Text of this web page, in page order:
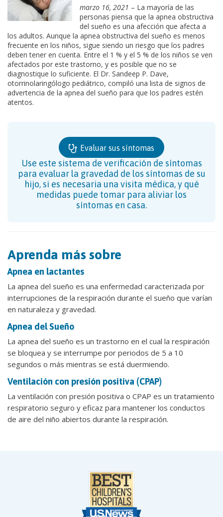
marzo 16, 2021 – La mayoría de las
personas piensa que la apnea obstructiva
del sueño es una afección que afecta a
los adultos. Aunque la apnea obstructiva del sueño es menos
frecuente en los niños, sigue siendo un riesgo que los padres
deben tener en cuenta. Entre el 1 % y el 5 % de los niños se ven
afectados por este trastorno, y es posible que no se
diagnostique lo suficiente. El Dr. Sandeep P. Dave,
otorrinolaringólogo pediátrico, compiló una lista de signos de
advertencia de la apnea del sueño para que los padres estén
atentos.
Evaluar sus síntomas
Use este sistema de verificación de síntomas
para evaluar la gravedad de los síntomas de su
hijo, si es necesaria una visita médica, y qué
medidas puede tomar para aliviar los
síntomas en casa.
Aprenda más sobre
Apnea en lactantes
La apnea del sueño es una enfermedad caracterizada por
interrupciones de la respiración durante el sueño que varían
en naturaleza y gravedad.
Apnea del Sueño
La apnea del sueño es un trastorno en el cual la respiración
se bloquea y se interrumpe por periodos de 5 a 10
segundos o más mientras se está duermiendo.
Ventilación con presión positiva (CPAP)
La ventilación con presión positiva o CPAP es un tratamiento
respiratorio seguro y eficaz para mantener los conductos
de aire del niño abiertos durante la respiración.